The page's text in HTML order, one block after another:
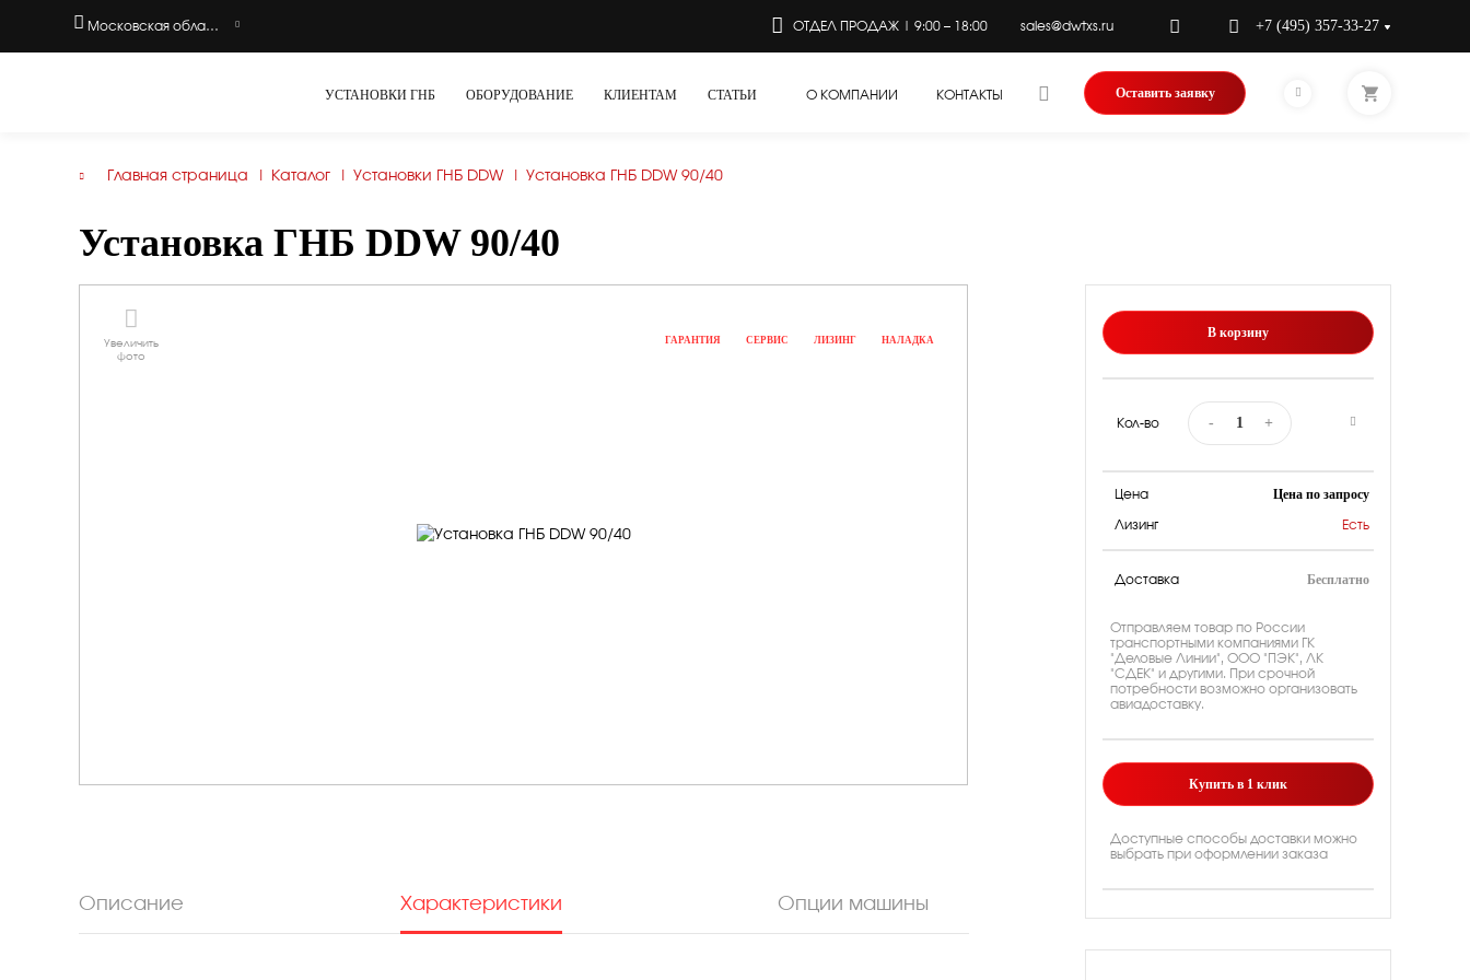
Главная страница Каталог Установки ГНБ DDW Установка ГНБ DDW 90/40
Установка ГНБ DDW 90/40
Увеличить
фото
ГАРАНТИЯ СЕРВИС ЛИЗИНГ НАЛАДКА
Описание Характеристики Опции машины
Кол-во - +
В корзину
Цена Цена по запросу
Лизинг Есть
Доставка Бесплатно
Отправляем товар по России
транспортными компаниями ГК
"Деловые Линии", ООО "ПЭК", ЛК
"СДЕК" и другими. При срочной
потребности возможно организовать
авиадоставку.
Купить в 1 клик
Доступные способы доставки можно
выбрать при оформлении заказа
Московская область ОТДЕЛ ПРОДАЖ | 9:00 – 18:00 sales@dwtxs.ru +7 (495) 357-33-27
УСТАНОВКИ ГНБ ОБОРУДОВАНИЕ КЛИЕНТАМ СТАТЬИ О КОМПАНИИ КОНТАКТЫ Оставить заявку